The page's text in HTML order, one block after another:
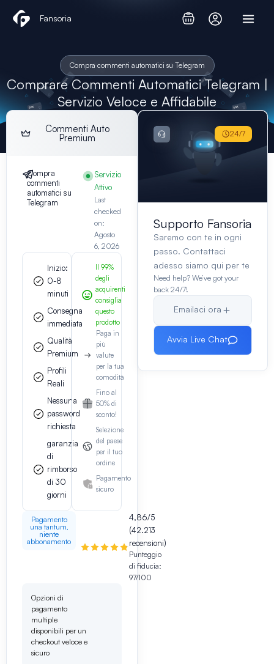
Fansoria
Compra commenti automatici su Telegram
Comprare Commenti Automatici Telegram |
Servizio Veloce e Affidabile
Commenti Auto
Premium
Compra
commenti
automatici su
Telegram
Servizio
Attivo
Last
checked
on:
Agosto
6, 2026
Inizio:
0-8
minuti
Consegna
immediata
Qualità
Premium
Profili
Reali
Nessuna
password
richiesta
garanzia
di
rimborso
di 30
giorni
Il 99%
degli
acquirenti
consiglia
questo
prodotto
Paga in
più
valute
per la tua
comodità
Fino al
50% di
sconto!
Selezione
del paese
per il tuo
ordine
Pagamento
sicuro
Pagamento
una tantum,
niente
abbonamento
4,86/5
(42.213
recensioni)
Punteggio
di fiducia:
97/100
Opzioni di
pagamento
multiple
disponibili per un
checkout veloce e
sicuro
Supporto Fansoria
Saremo con te in ogni
passo. Contattaci
adesso siamo qui per te
Need help? We’ve got your
back 24/7!
Emailaci ora
Avvia Live Chat
24/7